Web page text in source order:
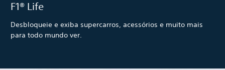
F1® Life
Desbloqueie e exiba supercarros, acessórios e muito mais
para todo mundo ver.